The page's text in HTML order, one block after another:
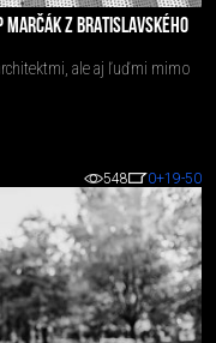
Z BRATISLAVSKÉHO
ale aj ľuďmi mimo
548 0+19-50